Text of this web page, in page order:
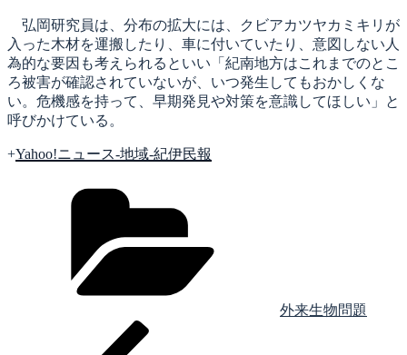
弘岡研究員は、分布の拡大には、クビアカツヤカミキリが
入った木材を運搬したり、車に付いていたり、意図しない人
為的な要因も考えられるといい「紀南地方はこれまでのとこ
ろ被害が確認されていないが、いつ発生してもおかしくな
い。危機感を持って、早期発見や対策を意識してほしい」と
呼びかけている。
+Yahoo!ニュース-地域-紀伊民報
外来生物問題